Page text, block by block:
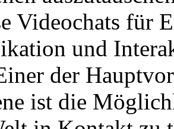
Videochats für
und
der
ist die